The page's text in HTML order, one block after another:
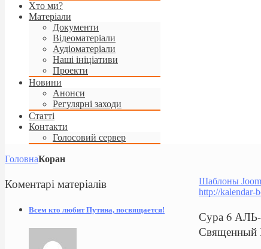
Хто ми?
Матеріали
Документи
Відеоматеріали
Аудіоматеріали
Наші ініціативи
Проекти
Новини
Анонси
Регулярні заходи
Статті
Контакти
Голосовий сервер
ГоловнаКоран
Шаблоны
http://kalendar-
Сура 6
Священный
Коментарі матеріалів
Всем кто любит Путина, посвящается!